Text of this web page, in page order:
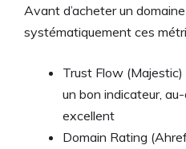
Avant d’acheter un
systématiquement ces
Trust Flow
un bon indicateur,
excellent
Domain Rating